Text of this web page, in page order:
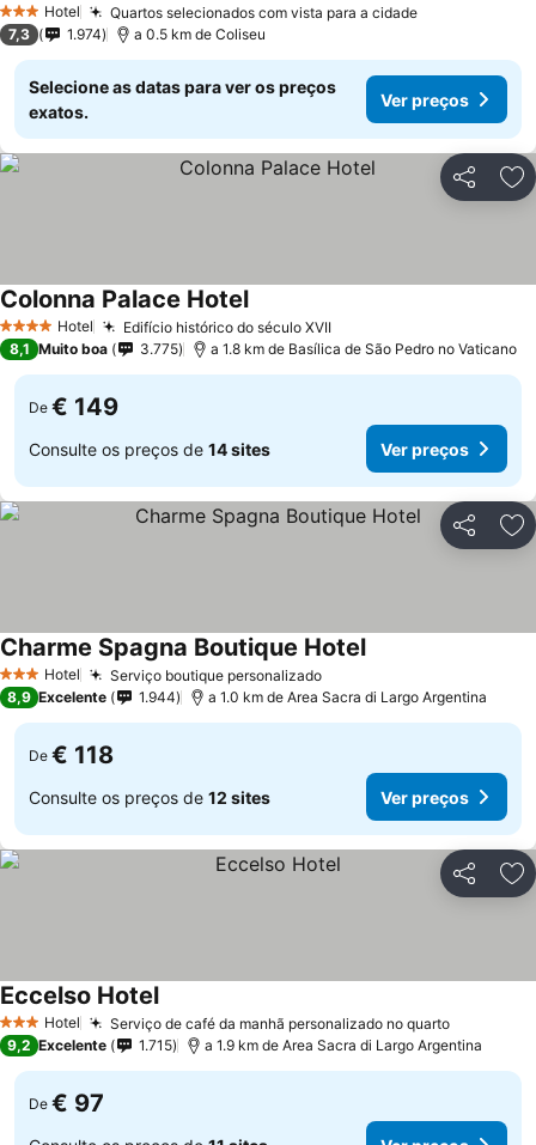
3 EstrelasHotel Quartos selecionados com vista para a cidade
7,3 1.974 a 0.5 km de Coliseu
Selecione as datas para ver os preços
exatos.
Ver preços
Partilhar
4 EstrelasHotel Edifício histórico do século XVII
Colonna Palace Hotel
8,1 Muito boa 3.775 a 1.8 km de Basílica de São Pedro no Vaticano
De € 149
Consulte os preços de 14 sites Ver preços
Partilhar
3 EstrelasHotel Serviço boutique personalizado
Charme Spagna Boutique Hotel
8,9 Excelente 1.944 a 1.0 km de Area Sacra di Largo Argentina
De € 118
Consulte os preços de 12 sites Ver preços
Partilhar
3 EstrelasHotel Serviço de café da manhã personalizado no quarto
Eccelso Hotel
9,2 Excelente 1.715 a 1.9 km de Area Sacra di Largo Argentina
De € 97